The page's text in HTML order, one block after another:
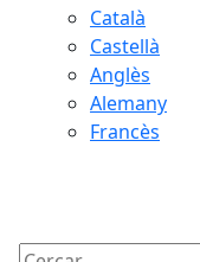
Català
Castellà
Anglès
Alemany
Francès